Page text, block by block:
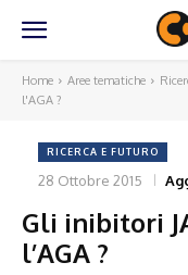
Home Aree tematiche
l'AGA ?
RICERCA E FUTURO
28 Ottobre 2015
Gli inibitori
l’AGA ?